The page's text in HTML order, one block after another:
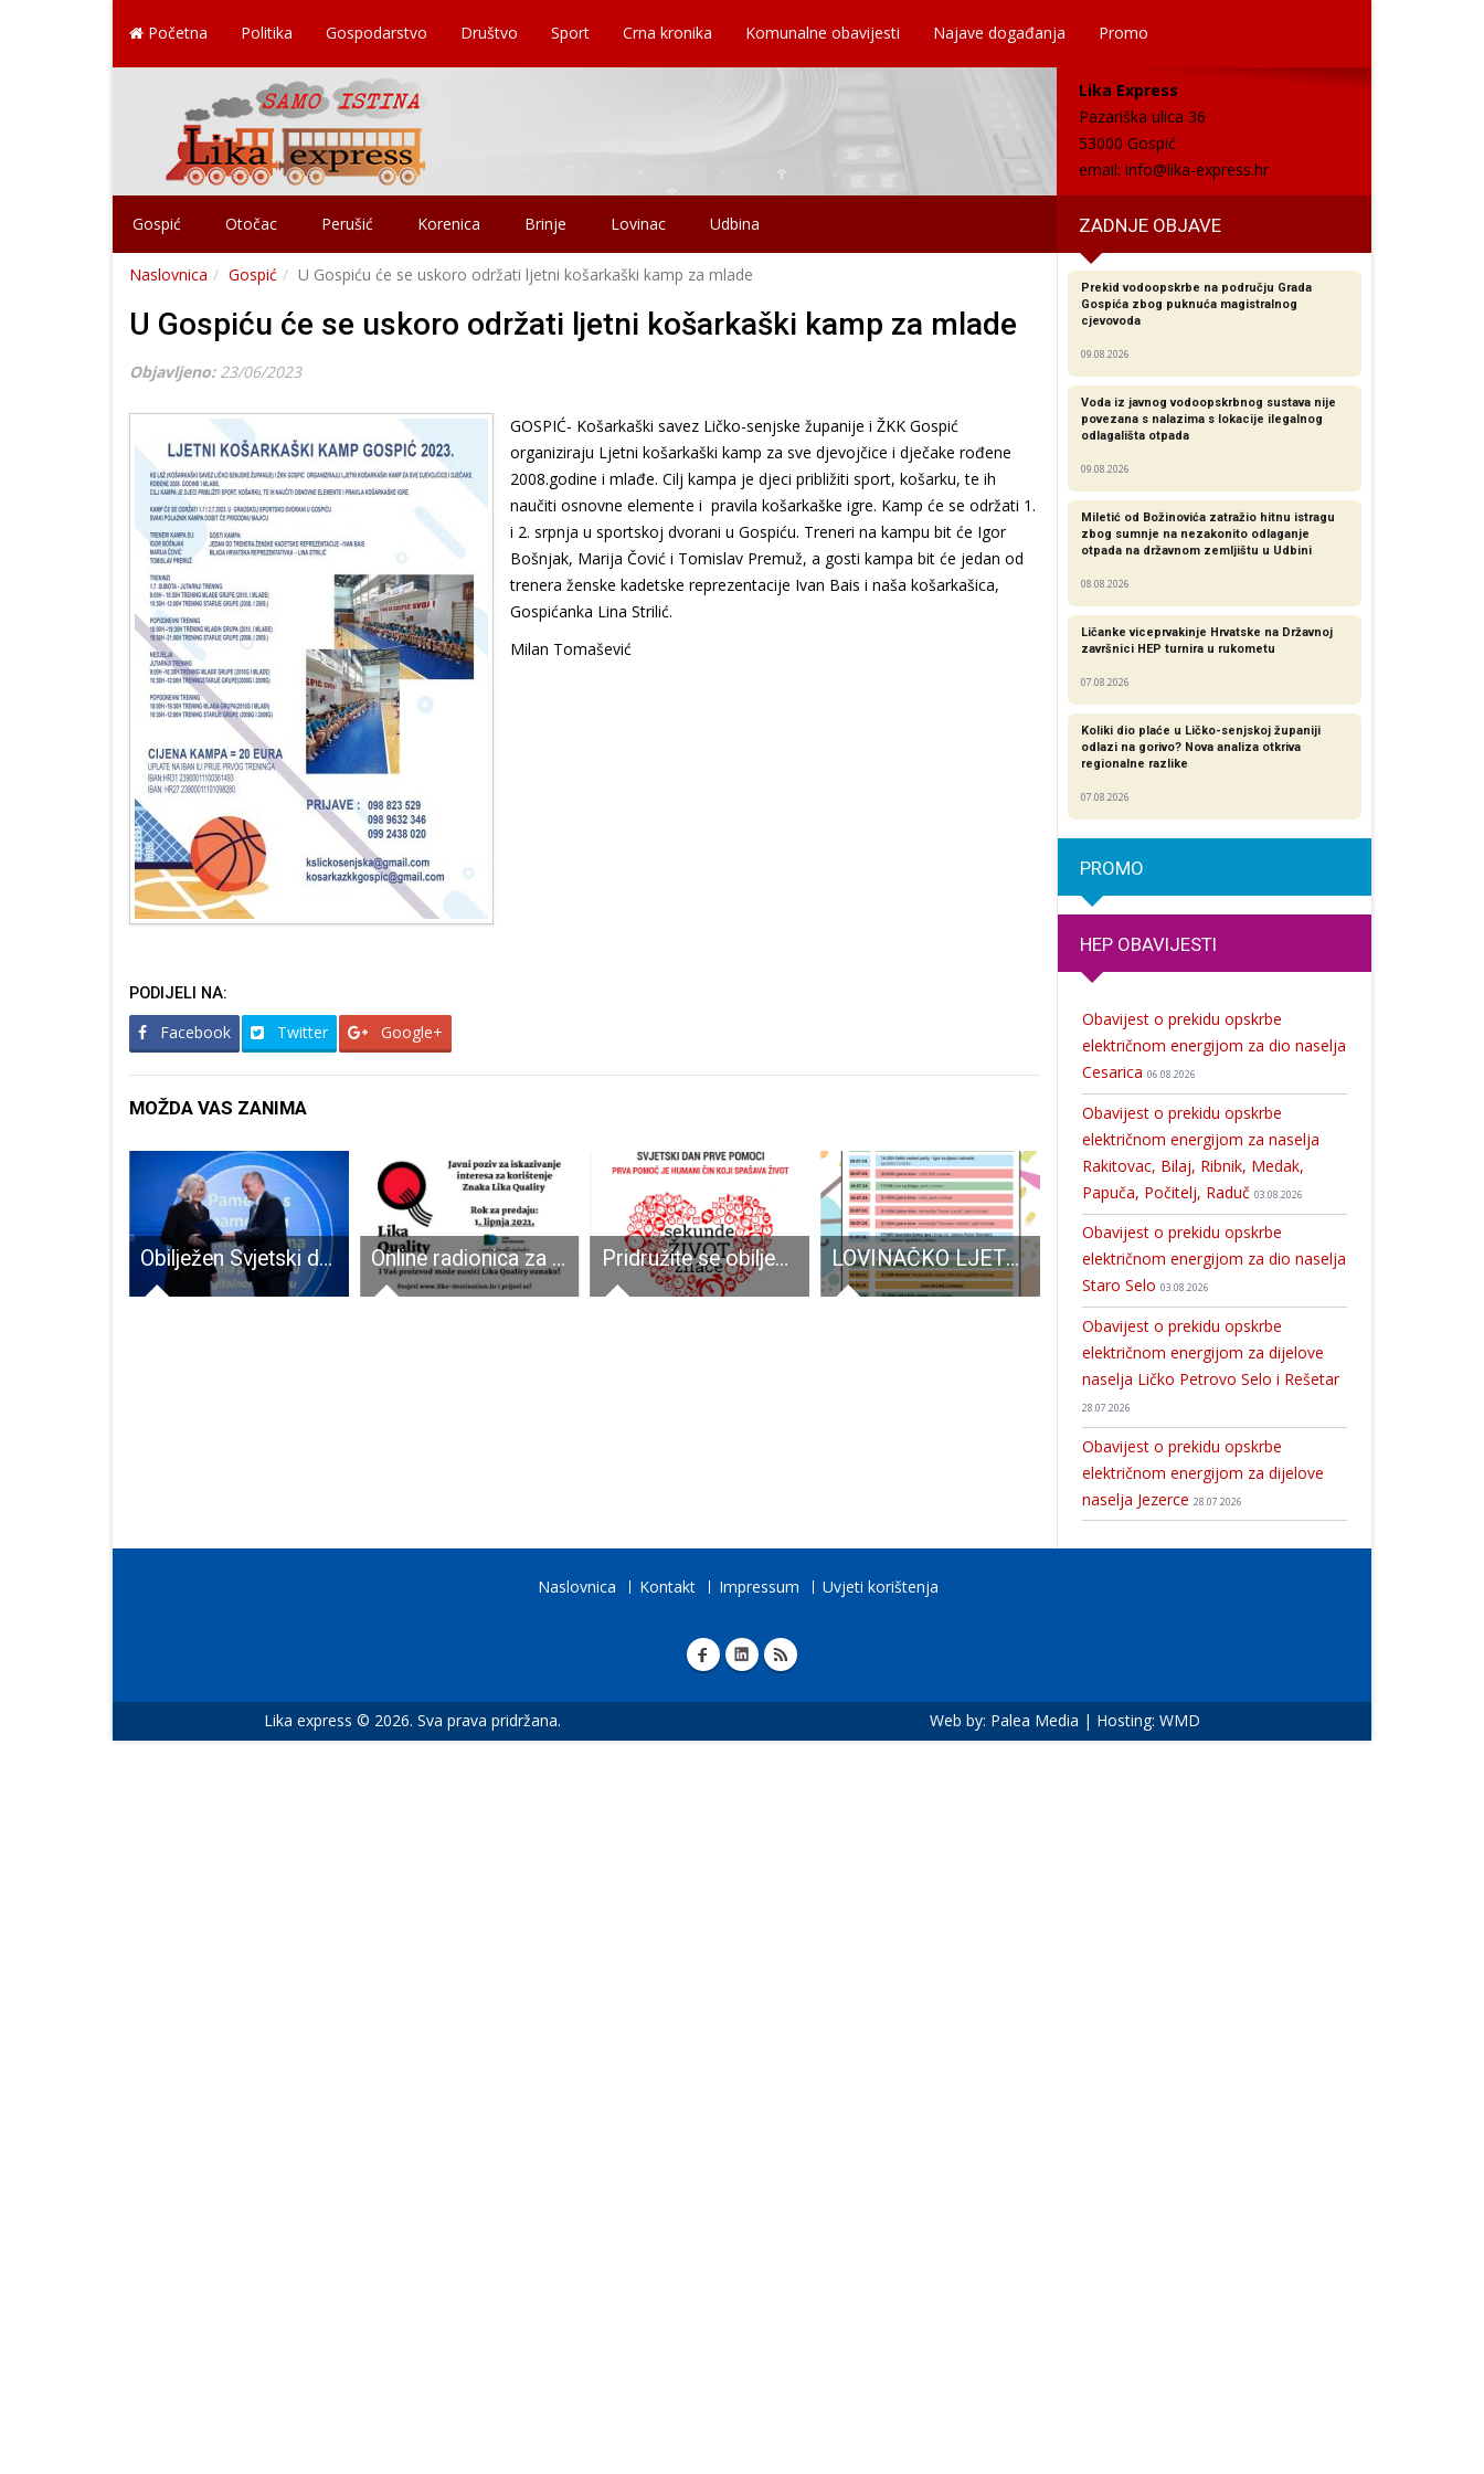
Početna Politika Gospodarstvo Društvo Sport Crna kronika Komunalne obavijesti Najave događanja Promo
Lika Express
Pazariška ulica 36
53000 Gospić
email: info@lika-express.hr
Gospić Otočac Perušić Korenica Brinje Lovinac Udbina ZADNJE OBJAVE
Naslovnica Gospić U Gospiću će se uskoro održati ljetni košarkaški kamp za mlade
U Gospiću će se uskoro održati ljetni košarkaški kamp za mlade
Objavljeno: 23/06/2023
GOSPIĆ- Košarkaški savez Ličko-senjske županije i ŽKK Gospić
organiziraju Ljetni košarkaški kamp za sve djevojčice i dječake rođene
2008.godine i mlađe. Cilj kampa je djeci približiti sport, košarku, te ih
naučiti osnovne elemente i pravila košarkaške igre. Kamp će se održati 1.
i 2. srpnja u sportskoj dvorani u Gospiću. Treneri na kampu bit će Igor
Bošnjak, Marija Čović i Tomislav Premuž, a gosti kampa bit će jedan od
trenera ženske kadetske reprezentacije Ivan Bais i naša košarkašica,
Gospićanka Lina Strilić.
Milan Tomašević
PODIJELI NA:
Facebook Twitter Google+
MOŽDA VAS ZANIMA
Obilježen Svjetski dan prava potrošača – Osnovna škola Zrinskih i Frankopana, Otočac najbolja u kategoriji Strip Online radionica za prijavu u Lika Quality sustav Pridružite se obilježavanju Svjetskog dana prve pomoći LOVINAČKO LJETO 2024 Mladi atletičari AK Velebit 2001 uspješni na županijskom prvenstvu u Poličniku
Prekid vodoopskrbe na području Grada
Gospića zbog puknuća magistralnog
cjevovoda
09.08.2026
Voda iz javnog vodoopskrbnog sustava nije
povezana s nalazima s lokacije ilegalnog
odlagališta otpada
09.08.2026
Miletić od Božinovića zatražio hitnu istragu
zbog sumnje na nezakonito odlaganje
otpada na državnom zemljištu u Udbini
08.08.2026
Ličanke viceprvakinje Hrvatske na Državnoj
završnici HEP turnira u rukometu
07.08.2026
Koliki dio plaće u Ličko-senjskoj županiji
odlazi na gorivo? Nova analiza otkriva
regionalne razlike​
07.08.2026
PROMO
HEP OBAVIJESTI
Obavijest o prekidu opskrbe
električnom energijom za dio naselja
Cesarica 06.08.2026
Obavijest o prekidu opskrbe
električnom energijom za naselja
Rakitovac, Bilaj, Ribnik, Medak,
Papuča, Počitelj, Raduč 03.08.2026
Obavijest o prekidu opskrbe
električnom energijom za dio naselja
Staro Selo 03.08.2026
Obavijest o prekidu opskrbe
električnom energijom za dijelove
naselja Ličko Petrovo Selo i Rešetar
28.07.2026
Obavijest o prekidu opskrbe
električnom energijom za dijelove
naselja Jezerce 28.07.2026
Naslovnica Kontakt Impressum Uvjeti korištenja
Lika express © 2026. Sva prava pridržana. Web by: Palea Media | Hosting: WMD